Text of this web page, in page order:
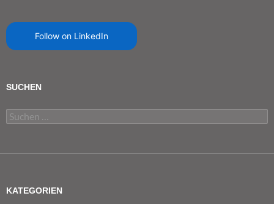
Follow on LinkedIn
SUCHEN
Suchen
nach:
KATEGORIEN